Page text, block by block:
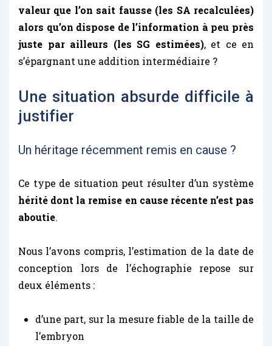
valeur que l’on sait fausse (les SA recalculées)
alors qu’on dispose de l’information à peu près
juste par ailleurs (les SG estimées), et ce en
s’épargnant une addition intermédiaire ?
Une situation absurde difficile à
justifier
Un héritage récemment remis en cause ?
Ce type de situation peut résulter d’un système
hérité dont la remise en cause récente n’est pas
aboutie.
Nous l’avons compris, l’estimation de la date de
conception lors de l’échographie repose sur
deux éléments :
d’une part, sur la mesure fiable de la taille de
l’embryon